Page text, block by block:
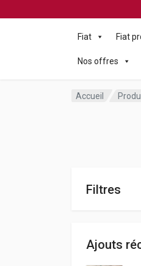
Fiat Fiat
Nos offres
Accueil
Filtres
Ajouts